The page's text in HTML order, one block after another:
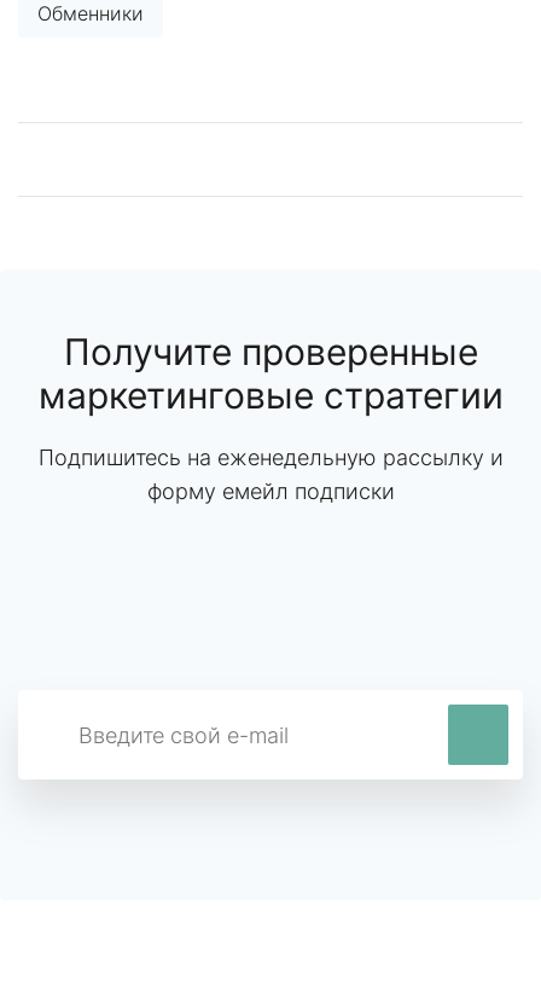
Обменники
Получите проверенные
маркетинговые стратегии
Подпишитесь на еженедельную рассылку и
форму емейл подписки